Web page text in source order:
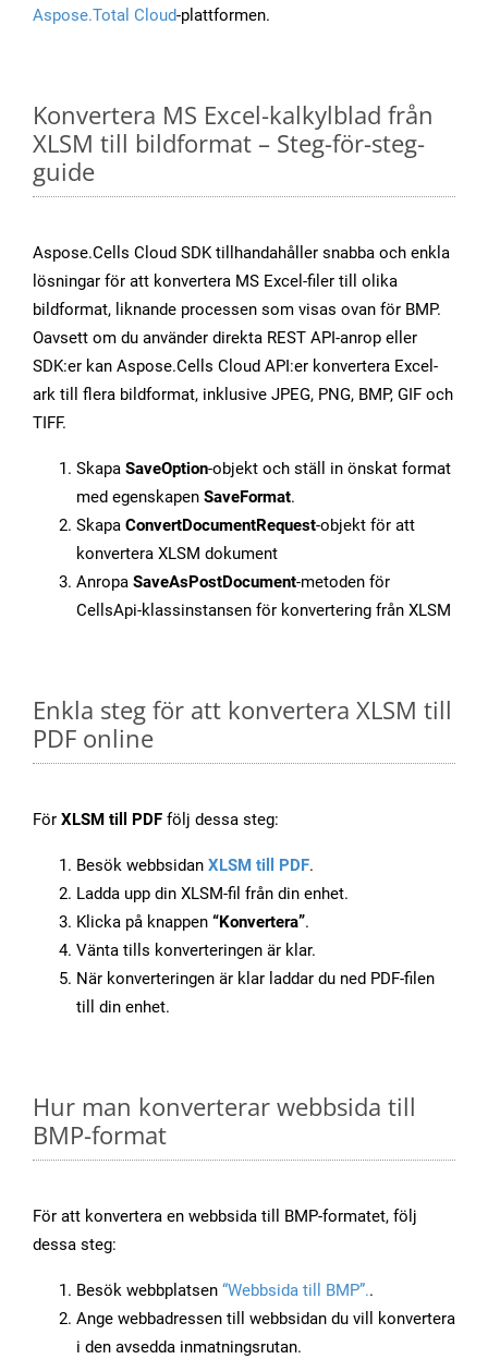
Aspose.Total Cloud-plattformen.
Konvertera MS Excel-kalkylblad från
XLSM till bildformat – Steg-för-steg-
guide
Aspose.Cells Cloud SDK tillhandahåller snabba och enkla
lösningar för att konvertera MS Excel-filer till olika
bildformat, liknande processen som visas ovan för BMP.
Oavsett om du använder direkta REST API-anrop eller
SDK:er kan Aspose.Cells Cloud API:er konvertera Excel-
ark till flera bildformat, inklusive JPEG, PNG, BMP, GIF och
TIFF.
Skapa SaveOption-objekt och ställ in önskat format
med egenskapen SaveFormat.
Skapa ConvertDocumentRequest-objekt för att
konvertera XLSM dokument
Anropa SaveAsPostDocument-metoden för
CellsApi-klassinstansen för konvertering från XLSM
Enkla steg för att konvertera XLSM till
PDF online
För XLSM till PDF följ dessa steg:
Besök webbsidan XLSM till PDF.
Ladda upp din XLSM-fil från din enhet.
Klicka på knappen “Konvertera”.
Vänta tills konverteringen är klar.
När konverteringen är klar laddar du ned PDF-filen
till din enhet.
Hur man konverterar webbsida till
BMP-format
För att konvertera en webbsida till BMP-formatet, följ
dessa steg:
Besök webbplatsen “Webbsida till BMP”..
Ange webbadressen till webbsidan du vill konvertera
i den avsedda inmatningsrutan.